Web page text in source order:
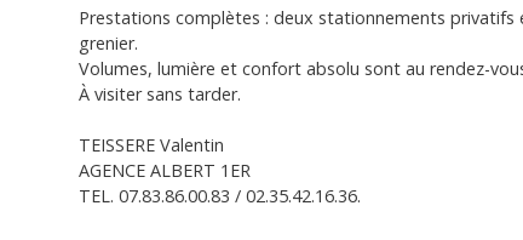
Prestations complètes : deux stationnements privatifs
grenier.
Volumes, lumière et confort absolu sont au rendez-
À visiter sans tarder.
TEISSERE Valentin
AGENCE ALBERT 1ER
TEL. 07.83.86.00.83 / 02.35.42.16.36.